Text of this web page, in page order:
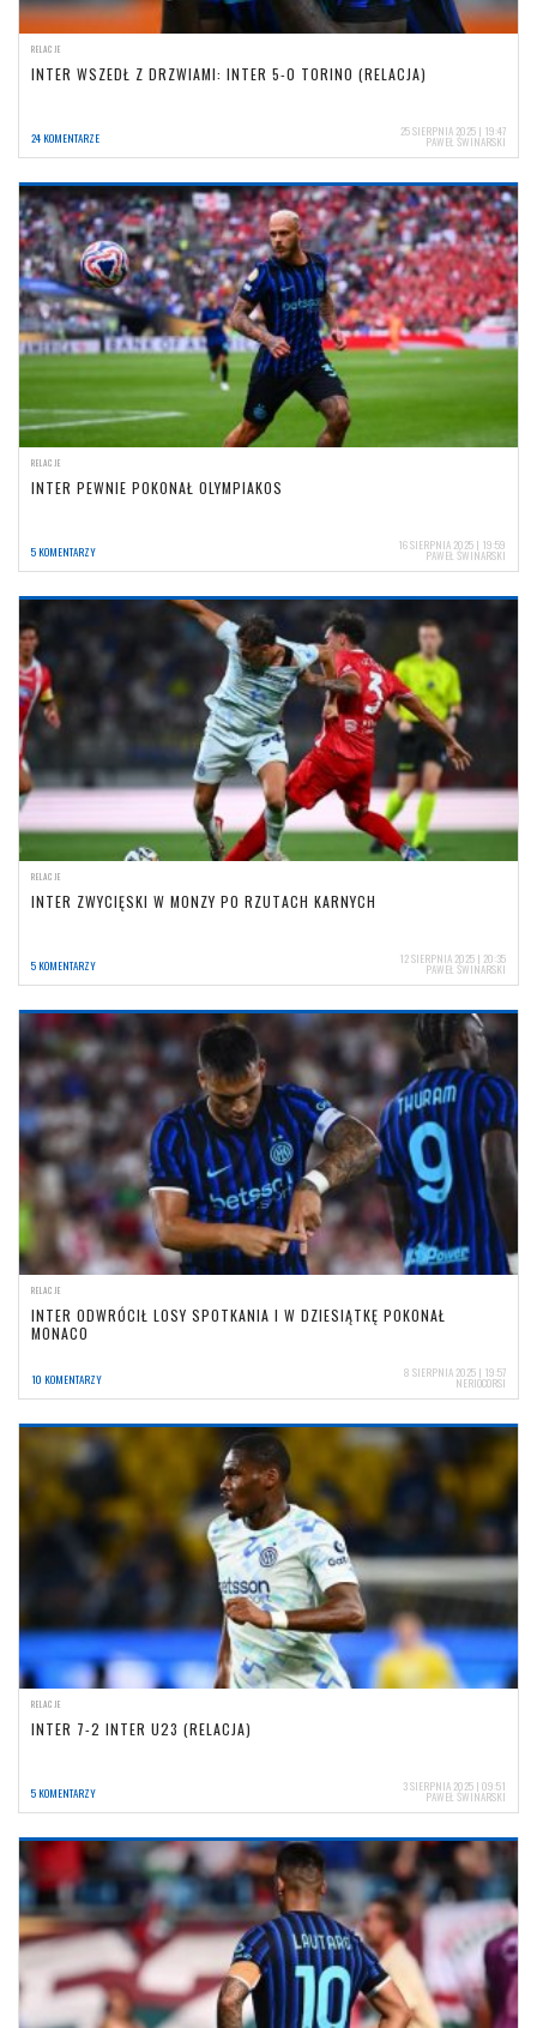
RELACJE
INTER WSZEDŁ Z DRZWIAMI: INTER 5-0 TORINO (RELACJA)
24 KOMENTARZE 25 SIERPNIA 2025 | 19:47
PAWEŁ ŚWINARSKI
RELACJE
INTER PEWNIE POKONAŁ OLYMPIAKOS
5 KOMENTARZY 16 SIERPNIA 2025 | 19:59
PAWEŁ ŚWINARSKI
RELACJE
INTER ZWYCIĘSKI W MONZY PO RZUTACH KARNYCH
5 KOMENTARZY 12 SIERPNIA 2025 | 20:35
PAWEŁ ŚWINARSKI
RELACJE
INTER ODWRÓCIŁ LOSY SPOTKANIA I W DZIESIĄTKĘ POKONAŁ
MONACO
10 KOMENTARZY 8 SIERPNIA 2025 | 19:57
NERIOCORSI
RELACJE
INTER 7-2 INTER U23 (RELACJA)
5 KOMENTARZY 3 SIERPNIA 2025 | 09:51
PAWEŁ ŚWINARSKI